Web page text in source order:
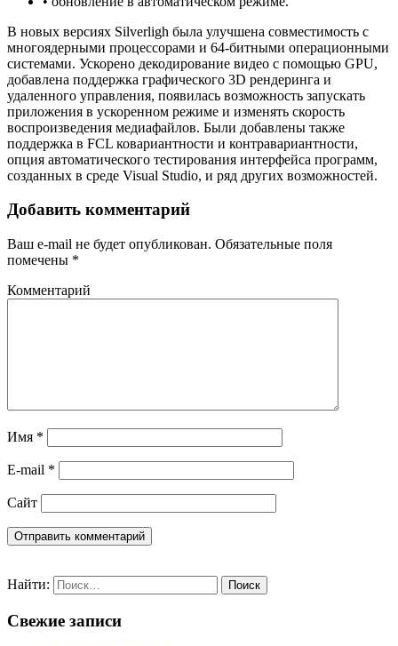
В новых версиях Silverligh была улучшена совместимость с
многоядерными процессорами и 64-битными операционными
системами. Ускорено декодирование видео с помощью GPU,
добавлена поддержка графического 3D рендеринга и
удаленного управления, появилась возможность запускать
приложения в ускоренном режиме и изменять скорость
воспроизведения медиафайлов. Были добавлены также
поддержка в FCL ковариантности и контравариантности,
опция автоматического тестирования интерфейса программ,
созданных в среде Visual Studio, и ряд других возможностей.
Добавить комментарий
Ваш e-mail не будет опубликован. Обязательные поля
помечены *
Комментарий
Имя *
E-mail *
Сайт
Найти:
Свежие записи